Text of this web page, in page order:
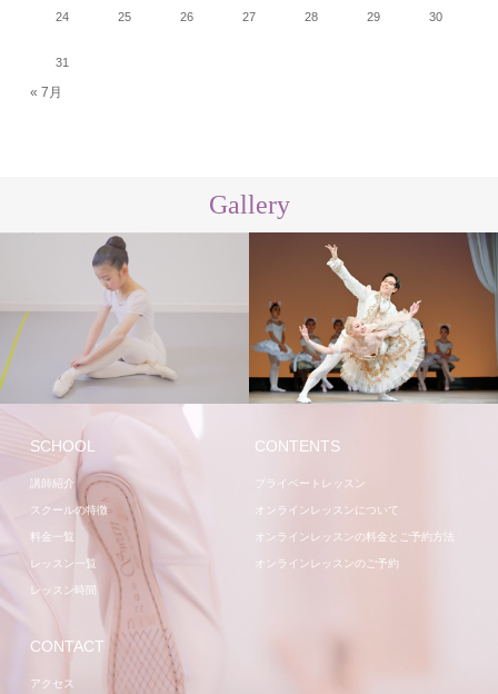
24 25 26 27 28 29 30
31
« 7月
Gallery
講師 スタジオ
SCHOOL
講師紹介
スクールの特徴
料金一覧
レッスン一覧
レッスン時間
CONTENTS
プライベートレッスン
オンラインレッスンについて
オンラインレッスンの料金とご予約方法
オンラインレッスンのご予約
CONTACT
アクセス